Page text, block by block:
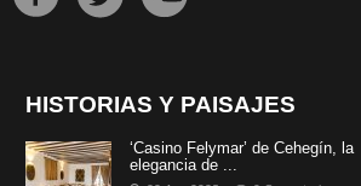
HISTORIAS Y PAISAJES
‘Casino Felymar’ de Cehegín, la
elegancia de ...